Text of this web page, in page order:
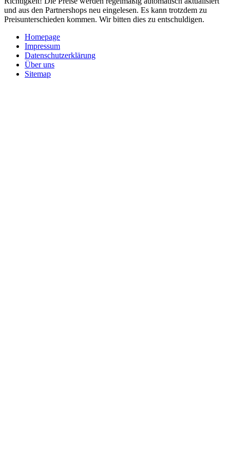
und aus den Partnershops neu eingelesen. Es kann trotzdem zu
Preisunterschieden kommen. Wir bitten dies zu entschuldigen.
Homepage
Impressum
Datenschutzerklärung
Über uns
Sitemap